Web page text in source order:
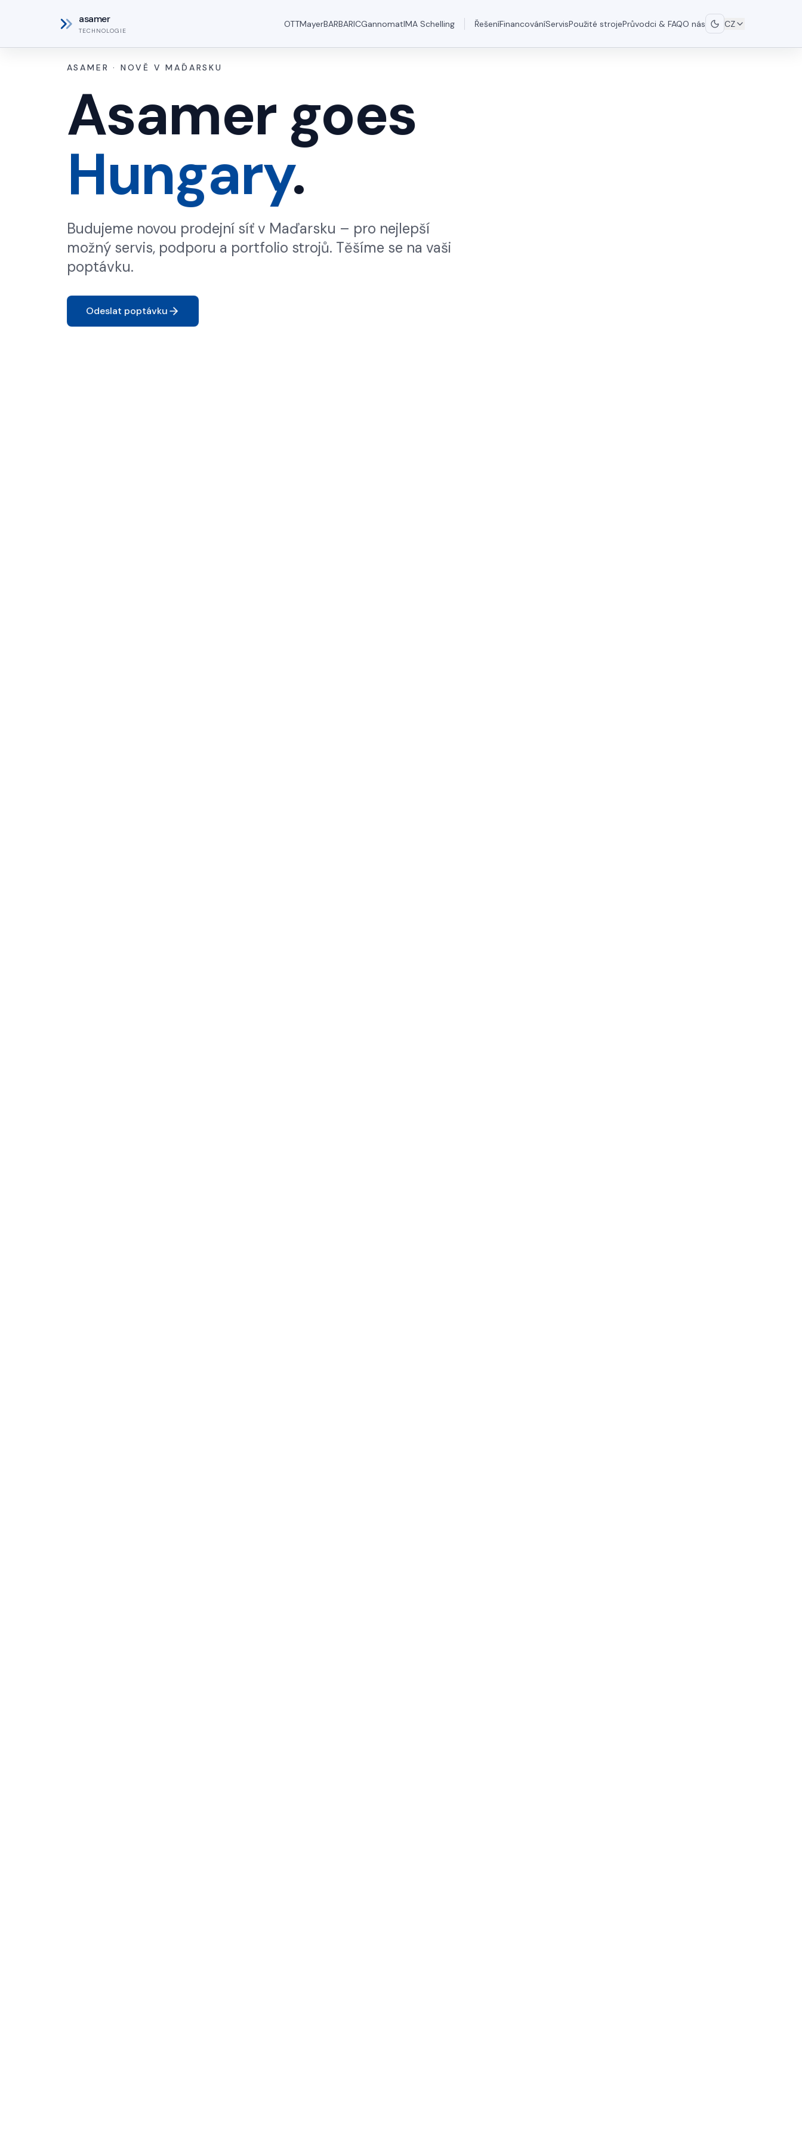
asamer
TECHNOLOGIE
OTTMayerBARBARICGannomatIMA Schelling ŘešeníFinancováníServisPoužité strojePrůvodci & FAQO nás CZ
ASAMER · NOVĚ V MAĎARSKU
Asamer goes
Hungary.
Budujeme novou prodejní síť v Maďarsku – pro nejlepší
možný servis, podporu a portfolio strojů. Těšíme se na vaši
poptávku.
Odeslat poptávku